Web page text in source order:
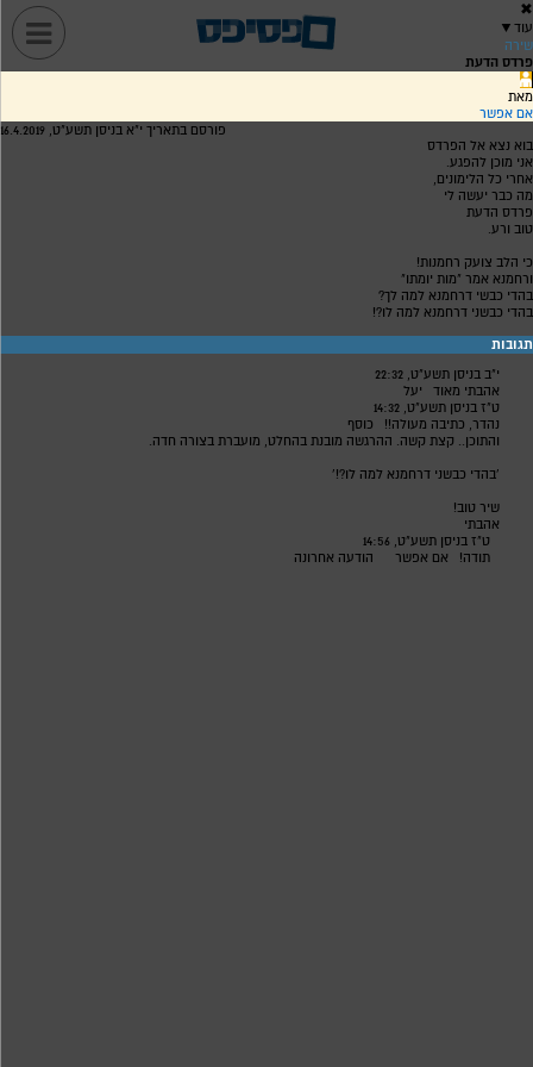
✖
עוד ▼
שירה
פרדס הדעת
מאת
אם אפשר
פורסם בתאריך י"א בניסן תשע"ט, 16.4.2019
בוא נצא אל הפרדס
אני מוכן להפגע.
אחרי כל הלימונים,
מה כבר יעשה לי
פרדס הדעת
טוב ורע.
כי הלב צועק רחמנות!
ורחמנא אמר "מות יומתו"
בהדי כבשי דרחמנא למה לך?
בהדי כבשני דרחמנא למה לו?!
תגובות
י"ב בניסן תשע"ט, 22:32
אהבתי מאוד
יעל
ט"ז בניסן תשע"ט, 14:32
נהדר, כתיבה מעולה!!
כוסף
והתוכן.. קצת קשה. ההרגשה מובנת בהחלט, מועברת בצורה חדה.
'בהדי כבשני דרחמנא למה לו?!'
שיר טוב!
אהבתי
ט"ז בניסן תשע"ט, 14:56
תודה!
אם אפשר הודעה אחרונה